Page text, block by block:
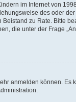
im Internet von
des oder
zu Rate. Bitte
die unter der Frage
anmelden können. Es